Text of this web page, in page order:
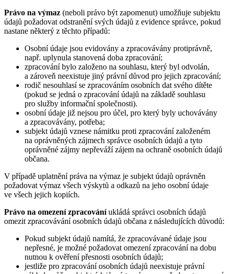
Právo na výmaz (neboli právo být zapomenut) umožňuje subjektu
údajů požadovat odstranění svých údajů z evidence správce, pokud
nastane některý z těchto případů:
Osobní údaje jsou evidovány a zpracovávány protiprávně,
např. uplynula stanovená doba zpracování;
zpracování bylo založeno na souhlasu, který byl odvolán,
a zároveň neexistuje jiný právní důvod pro jejich zpracování;
rodič nesouhlasí se zpracováním osobních dat svého dítěte
(pokud se jedná o zpracování údajů na základě souhlasu
pro služby informační společnosti).
osobní údaje již nejsou pro účel, pro který byly uchovávány
a zpracovávány, potřeba;
subjekt údajů vznese námitku proti zpracování založeném
na oprávněných zájmech správce osobních údajů a tyto
oprávněné zájmy nepřeváží zájem na ochraně osobních údajů
občana.
V případě uplatnění práva na výmaz je subjekt údajů oprávněn
požadovat výmaz všech výskytů a odkazů na jeho osobní údaje
ve všech jejich kopiích.
Právo na omezení zpracováníukládá správci osobních údajů
omezit zpracovávání osobních údajů občana z následujících důvodů:
Pokud subjekt údajů namítá, že zpracovávané údaje jsou
nepřesné, je možné požadovat omezení zpracování na dobu
nutnou k ověření přesnosti osobních údajů;
jestliže pro zpracování osobních údajů neexistuje právní